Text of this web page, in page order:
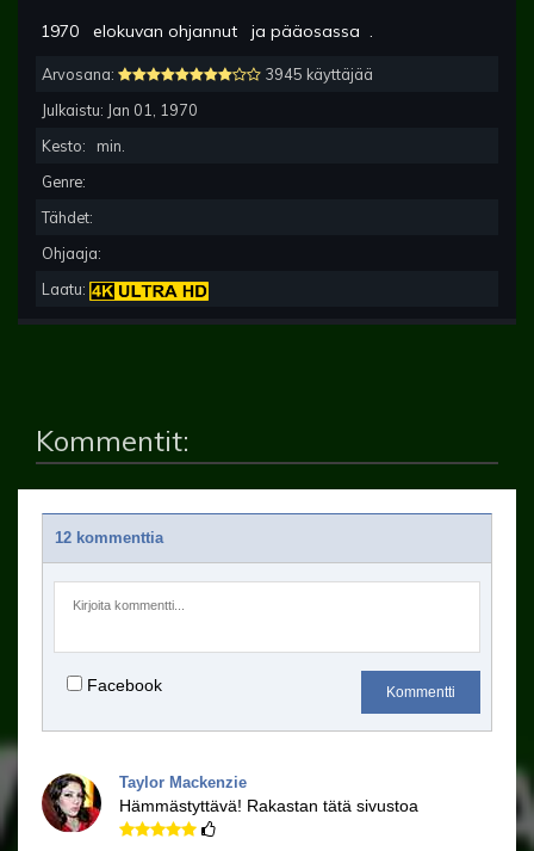
1970 elokuvan ohjannut ja pääosassa .
Arvosana:
3945 käyttäjää
Julkaistu: Jan 01, 1970
Kesto:
min.
Genre:
Tähdet:
Ohjaaja:
Laatu:
Kommentit:
12 kommenttia
Facebook Kommentti
Taylor Mackenzie
Hämmästyttävä! Rakastan tätä sivustoa